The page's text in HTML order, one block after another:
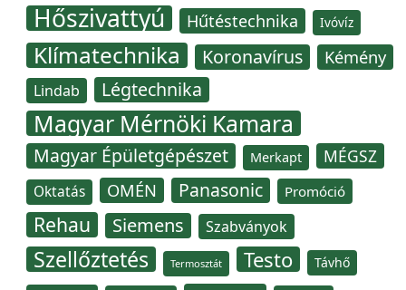
Hőszivattyú Hűtéstechnika Ivóvíz
Klímatechnika Koronavírus Kémény
Lindab Légtechnika
Magyar Mérnöki Kamara
Magyar Épületgépészet Merkapt MÉGSZ
Oktatás OMÉN Panasonic Promóció
Rehau Siemens Szabványok
Szellőztetés Termosztát Testo Távhő